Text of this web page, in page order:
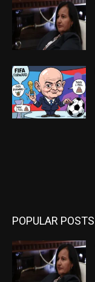
POPULAR POSTS